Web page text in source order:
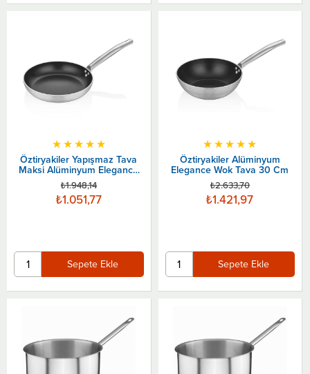
Öztiryakiler Yapışmaz Tava
Maksi Alüminyum Elegance
26 Cm
★★★★★
₺1.051,77
₺1.948,14
Sepete Ekle
Öztiryakiler Alüminyum
Elegance Wok Tava 30 Cm
★★★★★
₺1.421,97
₺2.633,70
Sepete Ekle